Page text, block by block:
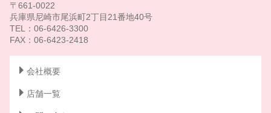
〒661-0022
兵庫県尼崎市尾浜町2丁目21番地40号
TEL：06-6426-3300
FAX：06-6423-2418
会社概要
店舗一覧